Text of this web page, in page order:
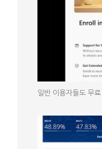
일반 이용자들도 무